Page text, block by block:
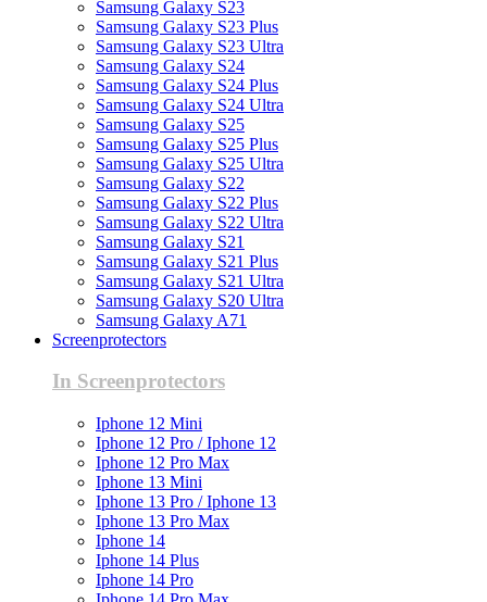
Samsung Galaxy S23
Samsung Galaxy S23 Plus
Samsung Galaxy S23 Ultra
Samsung Galaxy S24
Samsung Galaxy S24 Plus
Samsung Galaxy S24 Ultra
Samsung Galaxy S25
Samsung Galaxy S25 Plus
Samsung Galaxy S25 Ultra
Samsung Galaxy S22
Samsung Galaxy S22 Plus
Samsung Galaxy S22 Ultra
Samsung Galaxy S21
Samsung Galaxy S21 Plus
Samsung Galaxy S21 Ultra
Samsung Galaxy S20 Ultra
Samsung Galaxy A71
Screenprotectors
In Screenprotectors
Iphone 12 Mini
Iphone 12 Pro / Iphone 12
Iphone 12 Pro Max
Iphone 13 Mini
Iphone 13 Pro / Iphone 13
Iphone 13 Pro Max
Iphone 14
Iphone 14 Plus
Iphone 14 Pro